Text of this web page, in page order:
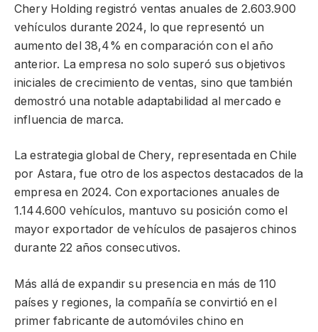
Chery Holding registró ventas anuales de 2.603.900
vehículos durante 2024, lo que representó un
aumento del 38,4% en comparación con el año
anterior. La empresa no solo superó sus objetivos
iniciales de crecimiento de ventas, sino que también
demostró una notable adaptabilidad al mercado e
influencia de marca.
La estrategia global de Chery, representada en Chile
por Astara, fue otro de los aspectos destacados de la
empresa en 2024. Con exportaciones anuales de
1.144.600 vehículos, mantuvo su posición como el
mayor exportador de vehículos de pasajeros chinos
durante 22 años consecutivos.
Más allá de expandir su presencia en más de 110
países y regiones, la compañía se convirtió en el
primer fabricante de automóviles chino en